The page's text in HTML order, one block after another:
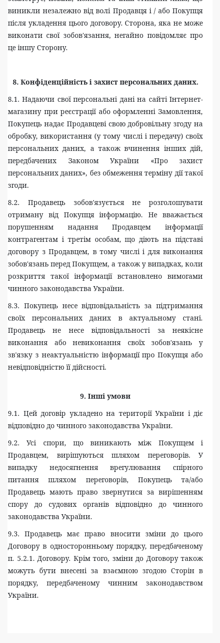
виникли незалежно від волі Продавця і / або Покупця
після укладення цього договору. Сторона, яка не може
виконати свої зобов'язання, негайно повідомляє про
це іншу Сторону.
8. Конфіденційність і захист персональних даних.
8.1. Надаючи свої персональні дані на сайті Інтернет-
магазину при реєстрації або оформленні Замовлення,
Покупець надає Продавцеві свою добровільну згоду на
обробку, використання (у тому числі і передачу) своїх
персональних даних, а також вчинення інших дій,
передбачених Законом України «Про захист
персональних даних», без обмеження терміну дії такої
згоди.
8.2. Продавець зобов'язується не розголошувати
отриману від Покупця інформацію. Не вважається
порушенням надання Продавцем інформації
контрагентам і третім особам, що діють на підставі
договору з Продавцем, в тому числі і для виконання
зобов'язань перед Покупцем, а також у випадках, коли
розкриття такої інформації встановлено вимогами
чинного законодавства України.
8.3. Покупець несе відповідальність за підтримання
своїх персональних даних в актуальному стані.
Продавець не несе відповідальності за неякісне
виконання або невиконання своїх зобов'язань у
зв'язку з неактуальністю інформації про Покупця або
невідповідністю її дійсності.
9. Інші умови
9.1. Цей договір укладено на території України і діє
відповідно до чинного законодавства України.
9.2. Усі спори, що виникають між Покупцем і
Продавцем, вирішуються шляхом переговорів. У
випадку недосягнення врегулювання спірного
питання шляхом переговорів, Покупець та/або
Продавець мають право звернутися за вирішенням
спору до судових органів відповідно до чинного
законодавства України.
9.3. Продавець має право вносити зміни до цього
Договору в односторонньому порядку, передбаченому
п. 5.2.1. Договору. Крім того, зміни до Договору також
можуть бути внесені за взаємною згодою Сторін в
порядку, передбаченому чинним законодавством
України.